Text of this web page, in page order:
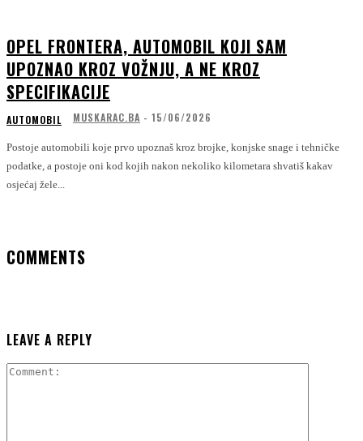
OPEL FRONTERA, AUTOMOBIL KOJI SAM
UPOZNAO KROZ VOŽNJU, A NE KROZ
SPECIFIKACIJE
AUTOMOBIL MUSKARAC.BA - 15/06/2026
Postoje automobili koje prvo upoznaš kroz brojke, konjske snage i tehničke
podatke, a postoje oni kod kojih nakon nekoliko kilometara shvatiš kakav
osjećaj žele...
COMMENTS
LEAVE A REPLY